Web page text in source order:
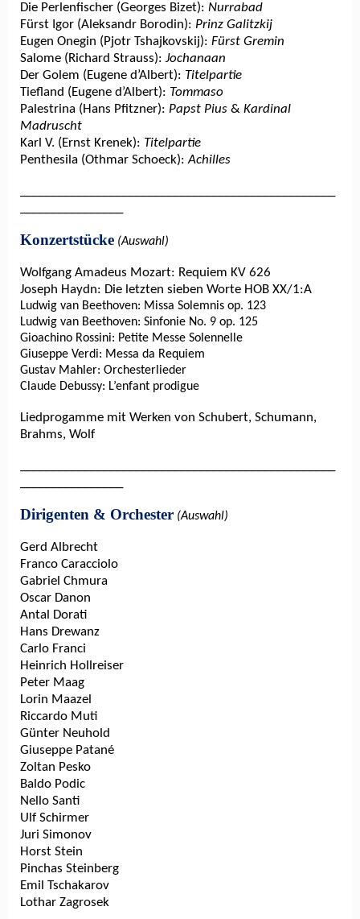
Die Perlenfischer (Georges Bizet): Nurrabad
Fürst Igor (Aleksandr Borodin): Prinz Galitzkij
Eugen Onegin (Pjotr Tshajkovskij): Fürst Gremin
Salome (Richard Strauss): Jochanaan
Der Golem (Eugene d’Albert): Titelpartie
Tiefland (Eugene d’Albert): Tommaso
Palestrina (Hans Pfitzner): Papst Pius & Kardinal
Madruscht
Karl V. (Ernst Krenek): Titelpartie
Penthesila (Othmar Schoeck):Achilles
Konzertstücke (Auswahl)
Wolfgang Amadeus Mozart: Requiem KV 626
Joseph Haydn: Die letzten sieben Worte HOB XX/1:A
Ludwig van Beethoven: Missa Solemnis op. 123
Ludwig van Beethoven: Sinfonie No. 9 op. 125
Gioachino Rossini: Petite Messe Solennelle
Giuseppe Verdi: Messa da Requiem
Gustav Mahler: Orchesterlieder
Claude Debussy: L’enfant prodigue
Liedprogamme mit Werken von Schubert, Schumann,
Brahms, Wolf
Dirigenten & Orchester (Auswahl)
Gerd Albrecht
Franco Caracciolo
Gabriel Chmura
Oscar Danon
Antal Dorati
Hans Drewanz
Carlo Franci
Heinrich Hollreiser
Peter Maag
Lorin Maazel
Riccardo Muti
Günter Neuhold
Giuseppe Patané
Zoltan Pesko
Baldo Podic
Nello Santi
Ulf Schirmer
Juri Simonov
Horst Stein
Pinchas Steinberg
Emil Tschakarov
Lothar Zagrosek